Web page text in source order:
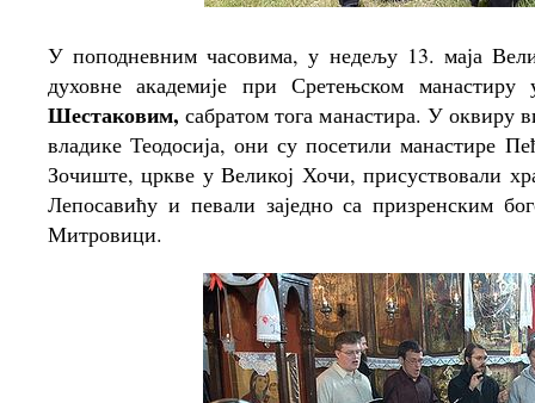
У поподневним часовима, у недељу 13. маја
духовне академије при Сретењском
Шестаковим, сабратом тога манастира. У оквиру
владике Теодосија, они су посетили манастире
Зочиште, цркве у Великој Хочи, присуствовали
Лепосавићу и певали заједно са призренским
Митровици.